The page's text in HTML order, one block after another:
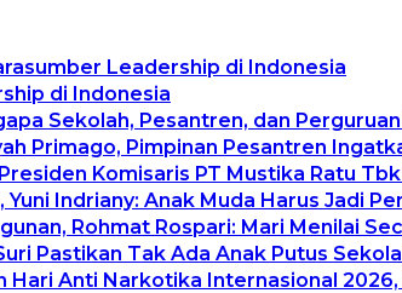
Leadership di Indonesia
di Indonesia
Sekolah, Pesantren, dan
Primago, Pimpinan Pesantren
Komisaris PT Mustika Ratu
Indriany: Anak Muda Harus Jadi
Rohmat Rospari: Mari Menilai
Pastikan Tak Ada Anak Putus
Anti Narkotika Internasional